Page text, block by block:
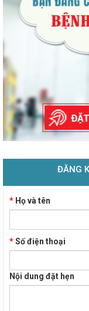
ĐĂNG
* Họ và tên
*Số điện thoại
Nội dung đặt hẹn